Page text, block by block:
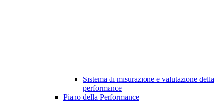
Sistema di misurazione e valutazione della
performance
Piano della Performance